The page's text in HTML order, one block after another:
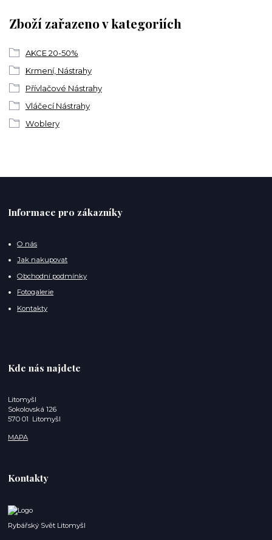
Zboží zařazeno v kategoriích
AKCE 20-50%
Krmení, Nástrahy
Přívlačové Nástrahy
Vláčecí Nástrahy
Woblery
Informace pro zákazníky
O nás
Jak nakupovat
Obchodní podmínky
Fotogalerie
Kontakty
Kde nás najdete
Litomyšl
Sokolovská 126
570 01 Litomyšl
MAPA
Kontakty
Rybářský Svět Litomyšl